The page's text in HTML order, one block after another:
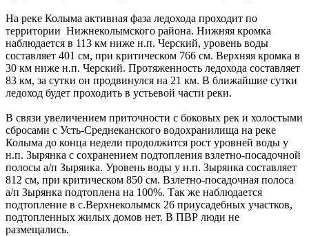
На реке Колыма активная фаза ледохода проходит по
территории Нижнеколымского района. Нижняя кромка
наблюдается в 113 км ниже н.п. Черский, уровень воды
составляет 401 см, при критическом 766 см. Верхняя кромка в
30 км ниже н.п. Черский. Протяженность ледохода составляет
83 км, за сутки он продвинулся на 21 км. В ближайшие сутки
ледоход будет проходить в устьевой части реки.
В связи увеличением приточности с боковых рек и холостыми
сбросами с Усть-Среднеканского водохранилища на реке
Колыма до конца недели продолжится рост уровней воды у
н.п. Зырянка с сохранением подтопления взлетно-посадочной
полосы а/п Зырянка. Уровень воды у н.п. Зырянка составляет
812 см, при критическом 850 см. Взлетно-посадочная полоса
а/п Зырянка подтоплена на 100%. Так же наблюдается
подтопление в с.Верхнеколымск 26 приусадебных участков,
подтопленных жилых домов нет. В ПВР люди не
размещались.